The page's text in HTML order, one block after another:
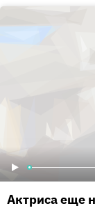
Актриса еще